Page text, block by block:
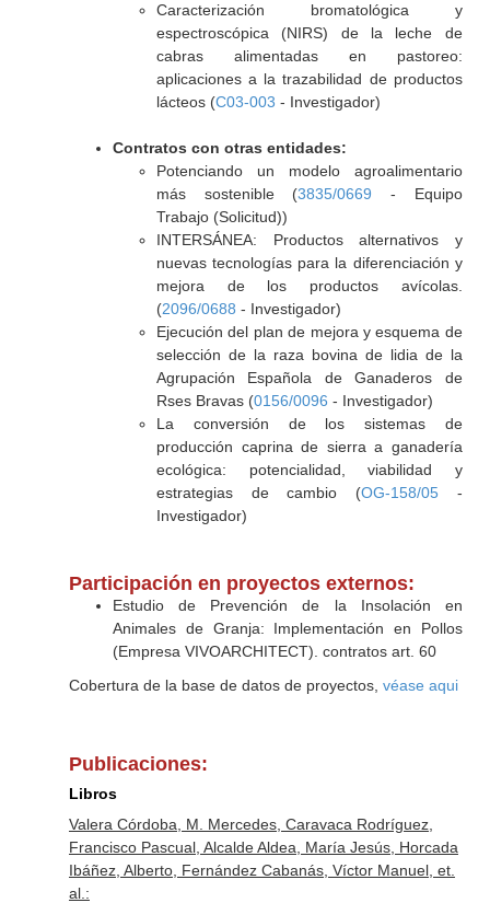
Caracterización bromatológica y
espectroscópica (NIRS) de la leche de
cabras alimentadas en pastoreo:
aplicaciones a la trazabilidad de productos
lácteos (C03-003 - Investigador)
Contratos con otras entidades:
Potenciando un modelo agroalimentario
más sostenible (3835/0669 - Equipo
Trabajo (Solicitud))
INTERSÁNEA: Productos alternativos y
nuevas tecnologías para la diferenciación y
mejora de los productos avícolas.
(2096/0688 - Investigador)
Ejecución del plan de mejora y esquema de
selección de la raza bovina de lidia de la
Agrupación Española de Ganaderos de
Rses Bravas (0156/0096 - Investigador)
La conversión de los sistemas de
producción caprina de sierra a ganadería
ecológica: potencialidad, viabilidad y
estrategias de cambio (OG-158/05 -
Investigador)
Participación en proyectos externos:
Estudio de Prevención de la Insolación en
Animales de Granja: Implementación en Pollos
(Empresa VIVOARCHITECT). contratos art. 60
Cobertura de la base de datos de proyectos, véase aqui
Publicaciones:
Libros
Valera Córdoba, M. Mercedes, Caravaca Rodríguez,
Francisco Pascual, Alcalde Aldea, María Jesús, Horcada
Ibáñez, Alberto, Fernández Cabanás, Víctor Manuel, et.
al.: